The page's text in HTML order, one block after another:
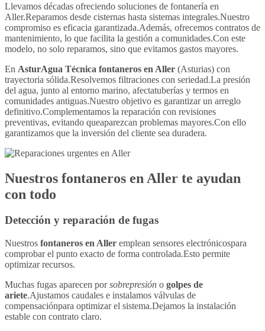
Llevamos décadas ofreciendo soluciones de fontanería en
Aller.Reparamos desde cisternas hasta sistemas integrales.Nuestro
compromiso es eficacia garantizada.Además, ofrecemos contratos de
mantenimiento, lo que facilita la gestión a comunidades.Con este
modelo, no solo reparamos, sino que evitamos gastos mayores.
En AsturAgua Técnica fontaneros en Aller (Asturias) con
trayectoria sólida.Resolvemos filtraciones con seriedad.La presión
del agua, junto al entorno marino, afectatuberías y termos en
comunidades antiguas.Nuestro objetivo es garantizar un arreglo
definitivo.Complementamos la reparación con revisiones
preventivas, evitando queaparezcan problemas mayores.Con ello
garantizamos que la inversión del cliente sea duradera.
Nuestros fontaneros en Aller te ayudan
con todo
Detección y reparación de fugas
Nuestros fontaneros en Aller emplean sensores electrónicospara
comprobar el punto exacto de forma controlada.Esto permite
optimizar recursos.
Muchas fugas aparecen porsobrepresión o golpes de
ariete.Ajustamos caudales e instalamos válvulas de
compensaciónpara optimizar el sistema.Dejamos la instalación
estable con contrato claro.